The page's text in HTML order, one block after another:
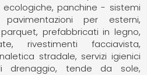
ecologiche panchine - sistemi
pavimentazioni per esterni
prefabbricati in legno
rivestimenti facciavista
stradale servizi igienici
drenaggio
tende da sole,